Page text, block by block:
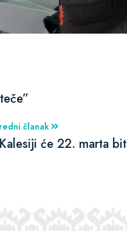
članak
će 22. marta